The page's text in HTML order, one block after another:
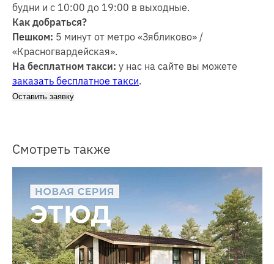
будни и с 10:00 до 19:00 в выходные.
Как добраться?
Пешком: 5 минут от метро «Зябликово» /
«Красногвардейская».
На бесплатном такси: у нас на сайте вы можете
заказать бесплатное такси.
Оставить заявку
Смотреть также